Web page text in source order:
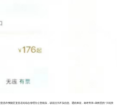
昌市夷陵区宜昌北站综合管理办公室核实，该说法为不实信息。通俗来说， 标杆列车=高铁里的“大站快